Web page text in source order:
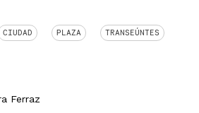
CIUDAD PLAZA TRANSEÚNTES
Ferraz